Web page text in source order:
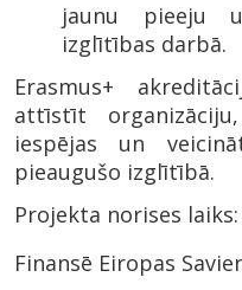
jaunu pieeju
izglītības darbā.
Erasmus+
attīstīt
iespējas un
pieaugušo izglītībā.
Projekta norises
Finansē Eiropas